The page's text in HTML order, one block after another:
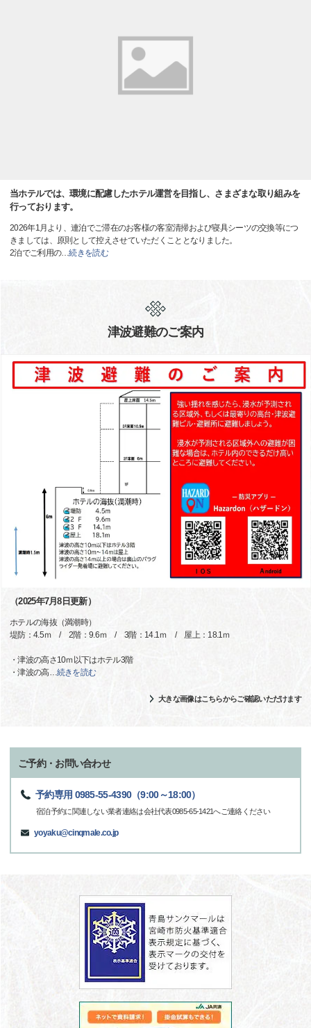
当ホテルでは、環境に配慮したホテル運営を目指し、さまざまな取り組みを
行っております。
2026年1月より、連泊でご滞在のお客様の客室清掃および寝具シーツの交換等につ
きましては、原則として控えさせていただくこととなりました。
2泊でご利用の…続きを読む
津波避難のご案内
（2025年7月8日更新）
ホテルの海抜（満潮時）
堤防：4.5ｍ / 2階：9.6ｍ / 3階：14.1ｍ / 屋上：18.1ｍ
・津波の高さ10ｍ以下はホテル3階
・津波の高… 続きを読む
大きな画像はこちらからご確認いただけます
ご予約・お問い合わせ
予約専用 0985-55-4390（9:00～18:00）
宿泊予約に関連しない業者連絡は会社代表0985-65-1421へご連絡ください
yoyaku@cinqmale.co.jp